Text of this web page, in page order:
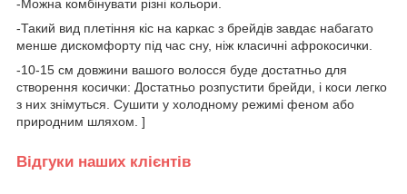
-Можна комбінувати різні кольори.
-Такий вид плетіння кіс на каркас з брейдів завдає набагато
менше дискомфорту під час сну, ніж класичні афрокосички.
-10-15 см довжини вашого волосся буде достатньо для
створення косички: Достатньо розпустити брейди, і коси легко
з них знімуться. Сушити у холодному режимі феном або
природним шляхом. ]
Відгуки наших клієнтів